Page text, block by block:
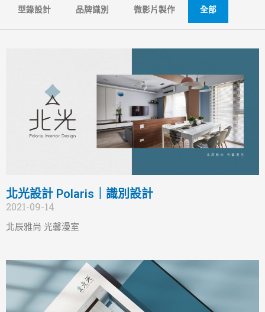
型錄設計 品牌識別 微影片製作 全部
北光設計 Polaris｜識別設計
2021-09-14
北辰雅尚 光馨漫室